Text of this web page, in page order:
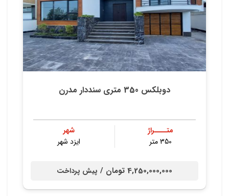
دوبلکس 350 متری سنددار مدرن
متــــراژ
350 متر
شهر
ایزد شهر
4,250,000,000 تومان / پیش پرداخت